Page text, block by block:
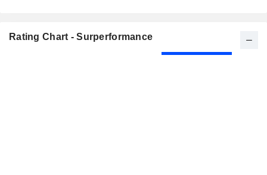
Rating Chart - Surperformance